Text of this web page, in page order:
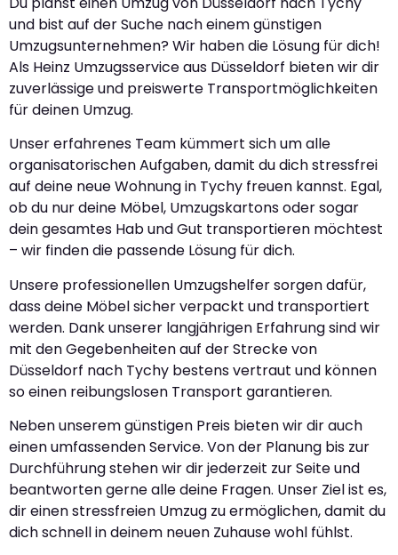
und bist auf der Suche nach einem günstigen
Umzugsunternehmen? Wir haben die Lösung für dich!
Als Heinz Umzugsservice aus Düsseldorf bieten wir dir
zuverlässige und preiswerte Transportmöglichkeiten
für deinen Umzug.
Unser erfahrenes Team kümmert sich um alle
organisatorischen Aufgaben, damit du dich stressfrei
auf deine neue Wohnung in Tychy freuen kannst. Egal,
ob du nur deine Möbel, Umzugskartons oder sogar
dein gesamtes Hab und Gut transportieren möchtest
– wir finden die passende Lösung für dich.
Unsere professionellen Umzugshelfer sorgen dafür,
dass deine Möbel sicher verpackt und transportiert
werden. Dank unserer langjährigen Erfahrung sind wir
mit den Gegebenheiten auf der Strecke von
Düsseldorf nach Tychy bestens vertraut und können
so einen reibungslosen Transport garantieren.
Neben unserem günstigen Preis bieten wir dir auch
einen umfassenden Service. Von der Planung bis zur
Durchführung stehen wir dir jederzeit zur Seite und
beantworten gerne alle deine Fragen. Unser Ziel ist es,
dir einen stressfreien Umzug zu ermöglichen, damit du
dich schnell in deinem neuen Zuhause wohl fühlst.